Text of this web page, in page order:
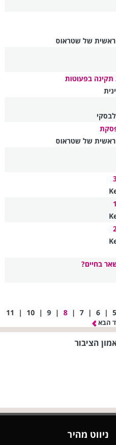
בפעוטות
|
|
|
|
|
|
הבא
הציבור
ניווט מהיר